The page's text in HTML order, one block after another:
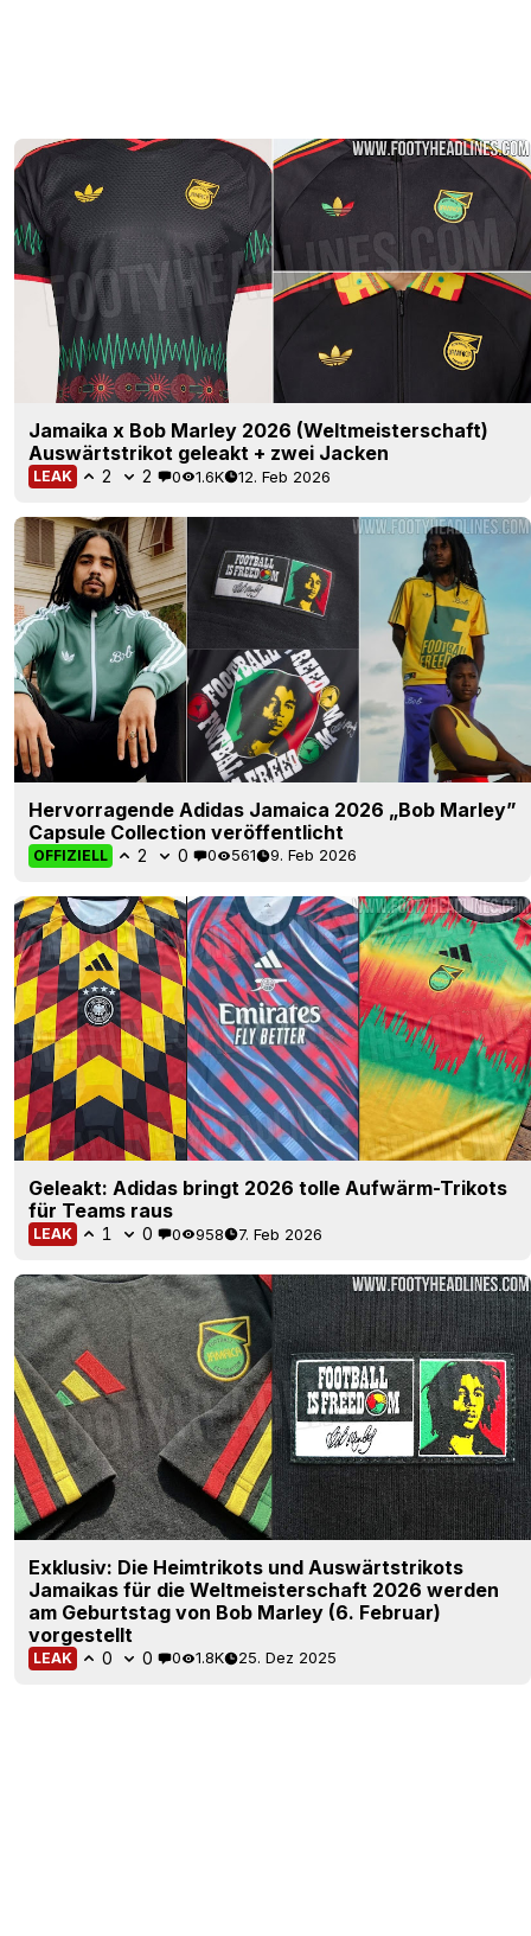
Jamaika x Bob Marley 2026 (Weltmeisterschaft)
Auswärtstrikot geleakt + zwei Jacken
LEAK 2 2 0 1.6K 12. Feb 2026
Hervorragende Adidas Jamaica 2026 „Bob Marley”
Capsule Collection veröffentlicht
OFFIZIELL 2 0 0 561 9. Feb 2026
Geleakt: Adidas bringt 2026 tolle Aufwärm-Trikots
für Teams raus
LEAK 1 0 0 958 7. Feb 2026
Exklusiv: Die Heimtrikots und Auswärtstrikots
Jamaikas für die Weltmeisterschaft 2026 werden
am Geburtstag von Bob Marley (6. Februar)
vorgestellt
LEAK 0 0 0 1.8K 25. Dez 2025